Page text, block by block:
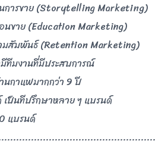
นการขาย (Storytelling Marketing)
นขาย (Education Marketing)
สัมพันธ์ (Retention Marketing)
มีทีมงานที่มีประสบการณ์
นกาแฟมากกว่า 9 ปี
เป็นทีปรึกษาหลาย ๆ แบรนด์
แบรนด์